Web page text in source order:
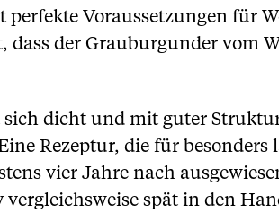
Voraussetzungen für
der Grauburgunder vom
sich dicht und mit guter
Rezeptur, die für besonders
vier Jahre nach
spät in den